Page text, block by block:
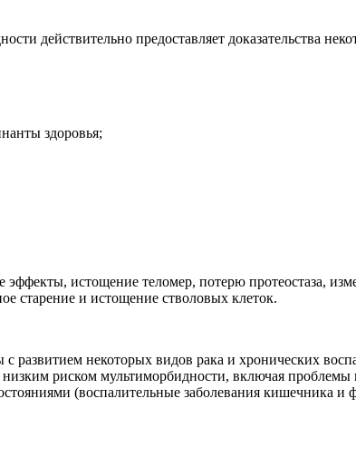
действительно предоставляет доказательства
здоровья;
эффекты, истощение теломер, потерю протеостаза,
старение и истощение стволовых клеток.
с развитием некоторых видов рака и хронических
риском мультиморбидности, включая проблемы
(воспалительные заболевания кишечника